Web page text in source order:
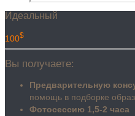
Идеальный
100$
Вы получаете:
Предварительную
помощь в подборке
Фотосессию 1,5-2 часа